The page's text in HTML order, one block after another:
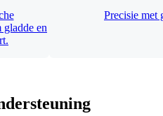
gladde en
Precisie met